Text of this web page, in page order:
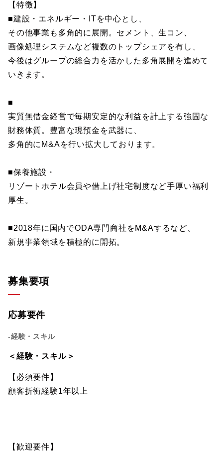
【特徴】
■建設・エネルギー・ITを中心とし、
その他事業も多角的に展開。セメント、生コン、
画像処理システムなど複数のトップシェアを有し、
今後はグループの総合力を活かした多角展開を進めて
いきます。
■
実質無借金経営で毎期安定的な利益を計上する強固な
財務体質。豊富な現預金を武器に、
多角的にM&Aを行い拡大しております。
■保養施設・
リゾートホテル会員や借上げ社宅制度など手厚い福利
厚生。
■2018年に国内でODA専門商社をM&Aするなど、
新規事業領域を積極的に開拓。
募集要項
応募要件
-経験・スキル
＜経験・スキル＞
【必須要件】
顧客折衝経験1年以上
【歓迎要件】